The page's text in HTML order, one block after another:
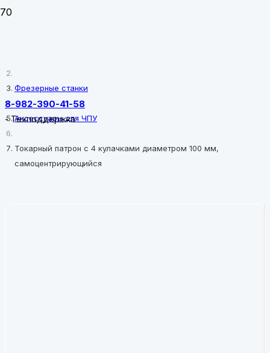
8-982-390-41-58
-Техподдержка
Фрезерные станки
Аксессуары для ЧПУ
Токарный патрон с 4 кулачками диаметром 100 мм,
самоцентрирующийся